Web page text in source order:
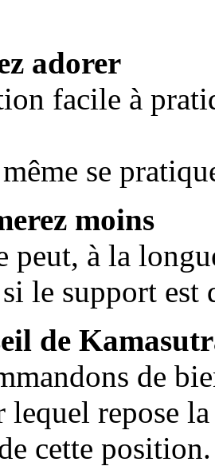
adorer
facile à
se
moins
peut, à la
si le support est
de
de
lequel repose
cette position.